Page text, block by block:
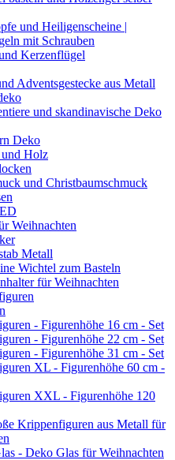
und Heiligenscheine |
mit Schrauben
Kerzenflügel
Adventsgestecke aus Metall
und skandinavische Deko
Deko
und Holz
und Christbaumschmuck
Weihnachten
Metall
Wichtel zum Basteln
für Weihnachten
- Figurenhöhe 16 cm - Set
- Figurenhöhe 22 cm - Set
- Figurenhöhe 31 cm - Set
XL - Figurenhöhe 60 cm -
XXL - Figurenhöhe 120
Krippenfiguren aus Metall für
- Deko Glas für Weihnachten